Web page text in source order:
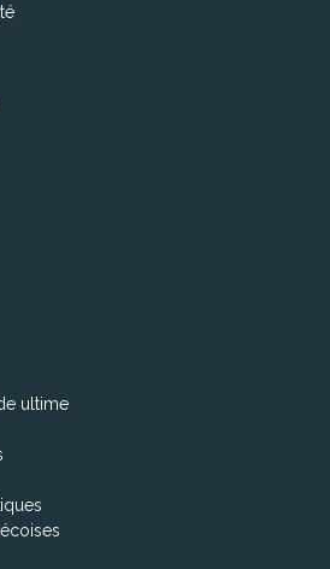
ultime